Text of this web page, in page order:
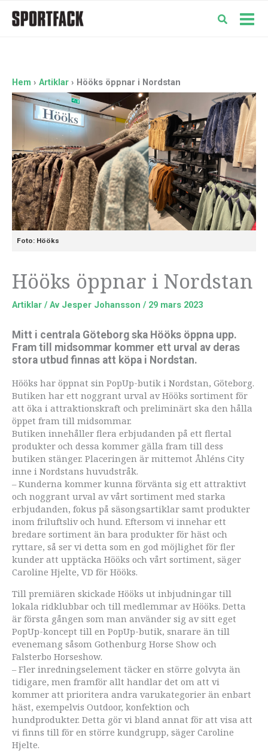
Hem Artiklar Hööks öppnar i Nordstan
Foto: Hööks
Hööks öppnar i Nordstan
Artiklar / Av Jesper Johansson / 29 mars 2023
Mitt i centrala Göteborg ska Hööks öppna upp.
Fram till midsommar kommer ett urval av deras
stora utbud finnas att köpa i Nordstan.
Hööks har öppnat sin PopUp-butik i Nordstan, Göteborg.
Butiken har ett noggrant urval av Hööks sortiment för
att öka i attraktionskraft och preliminärt ska den hålla
öppet fram till midsommar.
Butiken innehåller flera erbjudanden på ett flertal
produkter och dessa kommer gälla fram till dess
butiken stänger. Placeringen är mittemot Åhléns City
inne i Nordstans huvudstråk.
– Kunderna kommer kunna förvänta sig ett attraktivt
och noggrant urval av vårt sortiment med starka
erbjudanden, fokus på säsongsartiklar samt produkter
inom friluftsliv och hund. Eftersom vi innehar ett
bredare sortiment än bara produkter för häst och
ryttare, så ser vi detta som en god möjlighet för fler
kunder att upptäcka Hööks och vårt sortiment, säger
Caroline Hjelte, VD för Hööks.
Till premiären skickade Hööks ut inbjudningar till
lokala ridklubbar och till medlemmar av Hööks. Detta
är första gången som man använder sig av sitt eget
PopUp-koncept till en PopUp-butik, snarare än till
evenemang såsom Gothenburg Horse Show och
Falsterbo Horseshow.
– Fler inredningselement täcker en större golvyta än
tidigare, men framför allt handlar det om att vi
kommer att prioritera andra varukategorier än enbart
häst, exempelvis Outdoor, konfektion och
hundprodukter. Detta gör vi bland annat för att visa att
vi finns till för en större kundgrupp, säger Caroline
Hjelte.